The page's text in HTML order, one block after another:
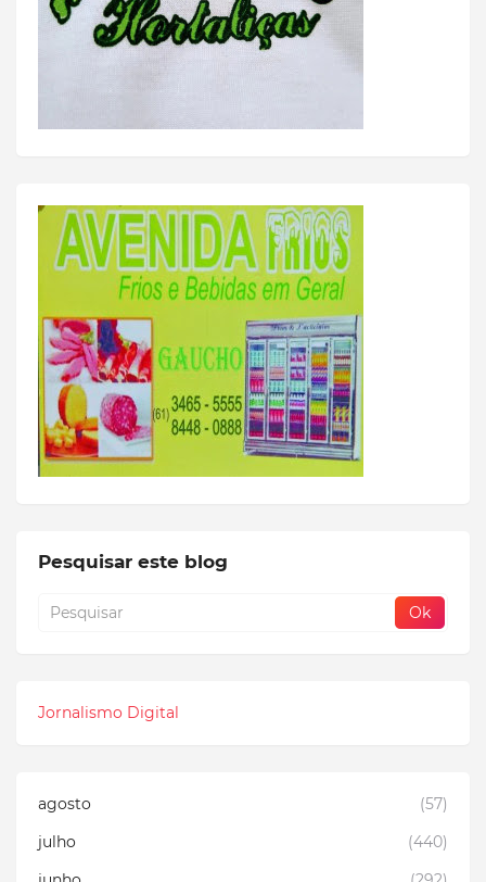
Pesquisar este blog
Jornalismo Digital
agosto
(57)
julho
(440)